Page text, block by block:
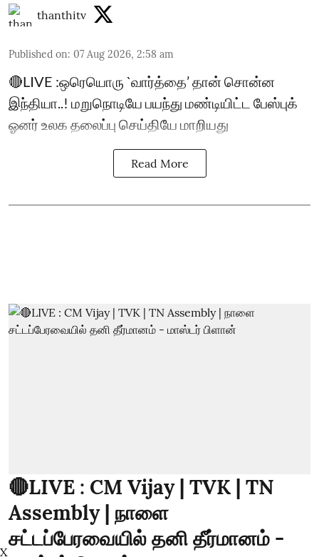
thanthitv
Published on: 07 Aug 2026, 2:58 am
🔴LIVE :ஒரெயொரு `வார்த்தை’ தான் சொன்ன
இந்தியா..! மறுநொடியே பயந்து மண்டியிட்ட பேஸ்புக்
ஓனர் உலக தலைப்பு செய்தியே மாறியது
Read More
🔴LIVE : CM Vijay | TVK | TN
Assembly | நாளை
சட்டப்பேரவையில் தனி தீர்மானம் -
X